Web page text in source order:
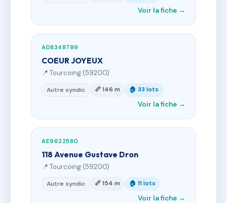
Voir la fiche →
AD8348799
COEUR JOYEUX
📍 Tourcoing (59200)
Autre syndic 📏 146 m 🏠 33 lots
Voir la fiche →
AE9622580
118 Avenue Gustave Dron
📍 Tourcoing (59200)
Autre syndic 📏 154 m 🏠 11 lots
Voir la fiche →